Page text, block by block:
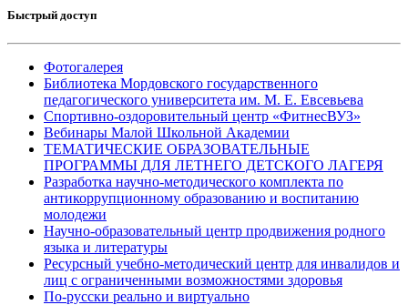
Быстрый доступ
Фотогалерея
Библиотека Мордовского государственного
педагогического университета им. М. Е. Евсевьева
Спортивно-оздоровительный центр «ФитнесВУЗ»
Вебинары Малой Школьной Академии
ТЕМАТИЧЕСКИЕ ОБРАЗОВАТЕЛЬНЫЕ
ПРОГРАММЫ ДЛЯ ЛЕТНЕГО ДЕТСКОГО ЛАГЕРЯ
Разработка научно-методического комплекта по
антикоррупционному образованию и воспитанию
молодежи
Научно-образовательный центр продвижения родного
языка и литературы
Ресурсный учебно-методический центр для инвалидов и
лиц с ограниченными возможностями здоровья
По-русски реально и виртуально